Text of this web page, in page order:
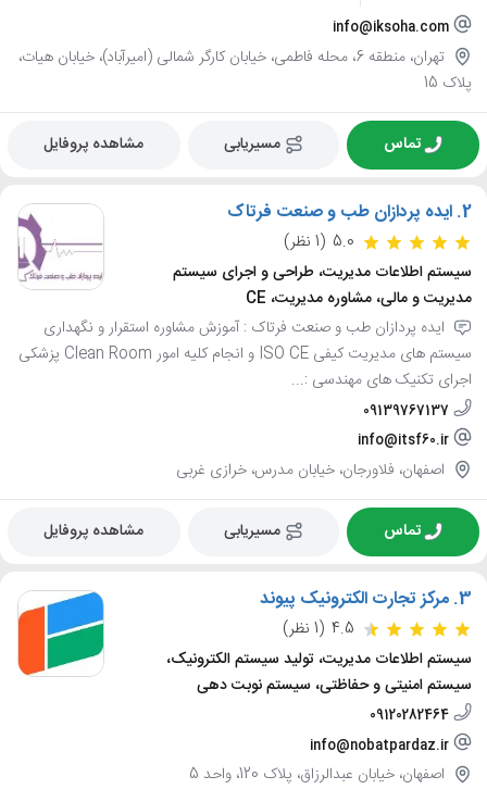
info@iksoha.com
تهران، منطقه 6، محله فاطمی، خیابان کارگر شمالی (امیرآباد)، خیابان هیات،
پلاک 15
تماس مسیریابی مشاهده پروفایل
2. ایده پردازان طب و صنعت فرتاک
5.0 (1 نظر)
سیستم اطلاعات مدیریت، طراحی و اجرای سیستم
مدیریت و مالی، مشاوره مدیریت، CE
ایده پردازان طب و صنعت فرتاک : آموزش مشاوره استقرار و نگهداری
سیستم های مدیریت کیفی ISO CE و انجام کلیه امور Clean Room پزشکی
اجرای تکنیک های مهندسی :...
09139767137
info@itsf60.ir
اصفهان، فلاورجان، خیابان مدرس، خرازی غربی
تماس مسیریابی مشاهده پروفایل
3. مرکز تجارت الکترونیک پیوند
4.5 (1 نظر)
سیستم اطلاعات مدیریت، تولید سیستم الکترونیک،
سیستم امنیتی و حفاظتی، سیستم نوبت دهی
09120282464
info@nobatpardaz.ir
اصفهان، خیابان عبدالرزاق، پلاک 120، واحد 5